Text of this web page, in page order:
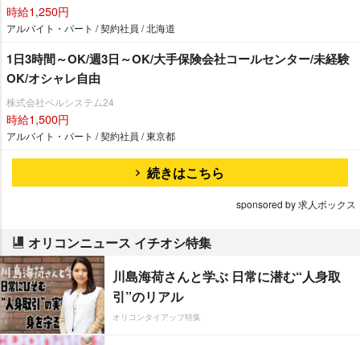
時給1,250円
アルバイト・パート / 契約社員 / 北海道
1日3時間～OK/週3日～OK/大手保険会社コールセンター/未経験
OK/オシャレ自由
株式会社ベルシステム24
時給1,500円
アルバイト・パート / 契約社員 / 東京都
続きはこちら
sponsored by 求人ボックス
オリコンニュース イチオシ特集
川島海荷さんと学ぶ 日常に潜む“人身取
引”のリアル
オリコンタイアップ特集